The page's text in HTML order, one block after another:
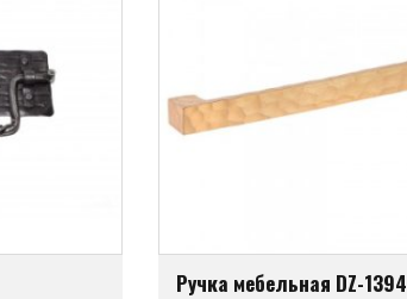
Ручка мебельная DZ-1394